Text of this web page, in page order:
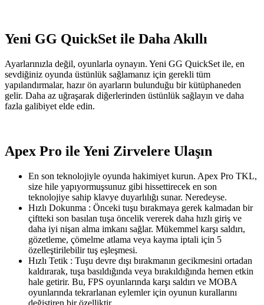
Yeni GG QuickSet ile Daha Akıllı
Ayarlarınızla değil, oyunlarla oynayın. Yeni GG QuickSet ile, en
sevdiğiniz oyunda üstünlük sağlamanız için gerekli tüm
yapılandırmalar, hazır ön ayarların bulunduğu bir kütüphaneden
gelir. Daha az uğraşarak diğerlerinden üstünlük sağlayın ve daha
fazla galibiyet elde edin.
Apex Pro ile Yeni Zirvelere Ulaşın
En son teknolojiyle oyunda hakimiyet kurun. Apex Pro TKL,
size hile yapıyormuşsunuz gibi hissettirecek en son
teknolojiye sahip klavye duyarlılığı sunar. Neredeyse.
Hızlı Dokunma : Önceki tuşu bırakmaya gerek kalmadan bir
çiftteki son basılan tuşa öncelik vererek daha hızlı giriş ve
daha iyi nişan alma imkanı sağlar. Mükemmel karşı saldırı,
gözetleme, çömelme atlama veya kayma iptali için 5
özelleştirilebilir tuş eşleşmesi.
Hızlı Tetik : Tuşu devre dışı bırakmanın gecikmesini ortadan
kaldırarak, tuşa basıldığında veya bırakıldığında hemen etkin
hale getirir. Bu, FPS oyunlarında karşı saldırı ve MOBA
oyunlarında tekrarlanan eylemler için oyunun kurallarını
değiştiren bir özelliktir.